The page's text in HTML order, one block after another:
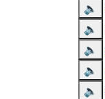
🔈
🔈
🔈
🔈
🔈